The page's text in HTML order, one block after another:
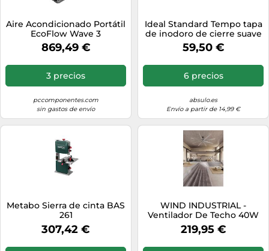
Aire Acondicionado Portátil
EcoFlow Wave 3
869,49 €
3 precios
pccomponentes.com
sin gastos de envío
Ideal Standard Tempo tapa
de inodoro de cierre suave
blanco T679301
59,50 €
6 precios
absulo.es
Envío a partir de 14,99 €
Metabo Sierra de cinta BAS
261
307,42 €
WIND INDUSTRIAL -
Ventilador De Techo 40W
Silencioso Varios Tamaños
Sin Luz
219,95 €